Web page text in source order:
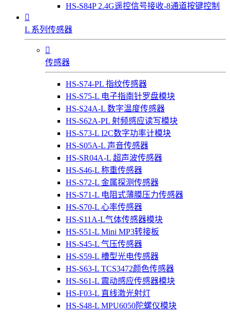
HS-S84P 2.4G遥控信号接收-8通道按键控制

L 系列传感器

传感器
HS-S74-PL 指纹传感器
HS-S75-L 电子指南针罗盘模块
HS-S24A-L 数字温度传感器
HS-S62A-PL 射频感应读写模块
HS-S73-L I2C数字功率计模块
HS-S05A-L 声音传感器
HS-SR04A-L 超声波传感器
HS-S46-L 称重传感器
HS-S72-L 金属探测传感器
HS-S71-L 电阻式薄膜压力传感器
HS-S70-L 心率传感器
HS-S11A-L气体传感器模块
HS-S51-L Mini MP3转接板
HS-S45-L 气压传感器
HS-S59-L 槽型光电传感器
HS-S63-L TCS3472颜色传感器
HS-S61-L 震动感应传感器模块
HS-F03-L 直线激光射灯
HS-S48-L MPU6050陀螺仪模块